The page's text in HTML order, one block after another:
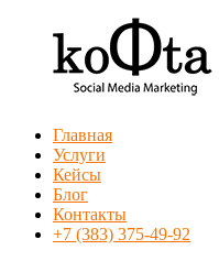
содержимому
SMM
агентство
Кофта
SMM
продвижение
МенюГлавная
Услуги
Кейсы
Блог
Контакты
+7 (383) 375-49-92